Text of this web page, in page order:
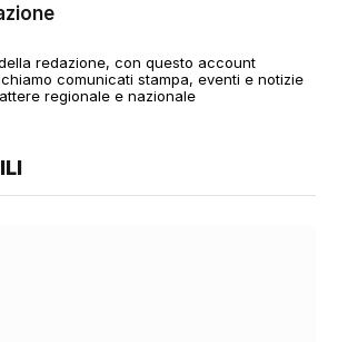
redazione, con questo account
comunicati stampa, eventi e notizie
regionale e nazionale